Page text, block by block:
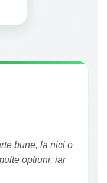
bune, la nici o
optiuni, iar